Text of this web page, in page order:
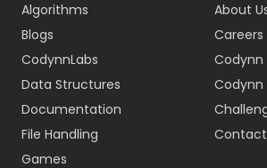
Algorithms
Blogs
CodynnLabs
Data Structures
Documentation
File Handling
Games
About
Careers
Codynn
Contact